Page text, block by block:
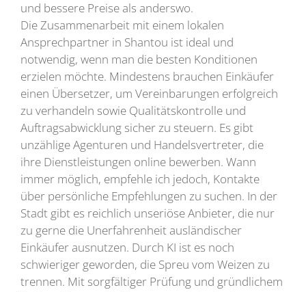
und bessere Preise als anderswo.
Die Zusammenarbeit mit einem lokalen
Ansprechpartner in Shantou ist ideal und
notwendig, wenn man die besten Konditionen
erzielen möchte. Mindestens brauchen Einkäufer
einen Übersetzer, um Vereinbarungen erfolgreich
zu verhandeln sowie Qualitätskontrolle und
Auftragsabwicklung sicher zu steuern. Es gibt
unzählige Agenturen und Handelsvertreter, die
ihre Dienstleistungen online bewerben. Wann
immer möglich, empfehle ich jedoch, Kontakte
über persönliche Empfehlungen zu suchen. In der
Stadt gibt es reichlich unseriöse Anbieter, die nur
zu gerne die Unerfahrenheit ausländischer
Einkäufer ausnutzen. Durch KI ist es noch
schwieriger geworden, die Spreu vom Weizen zu
trennen. Mit sorgfältiger Prüfung und gründlichem